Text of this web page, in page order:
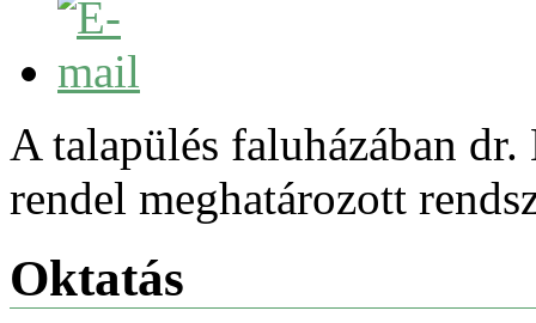
A talapülés faluházában
rendel meghatározott
Oktatás